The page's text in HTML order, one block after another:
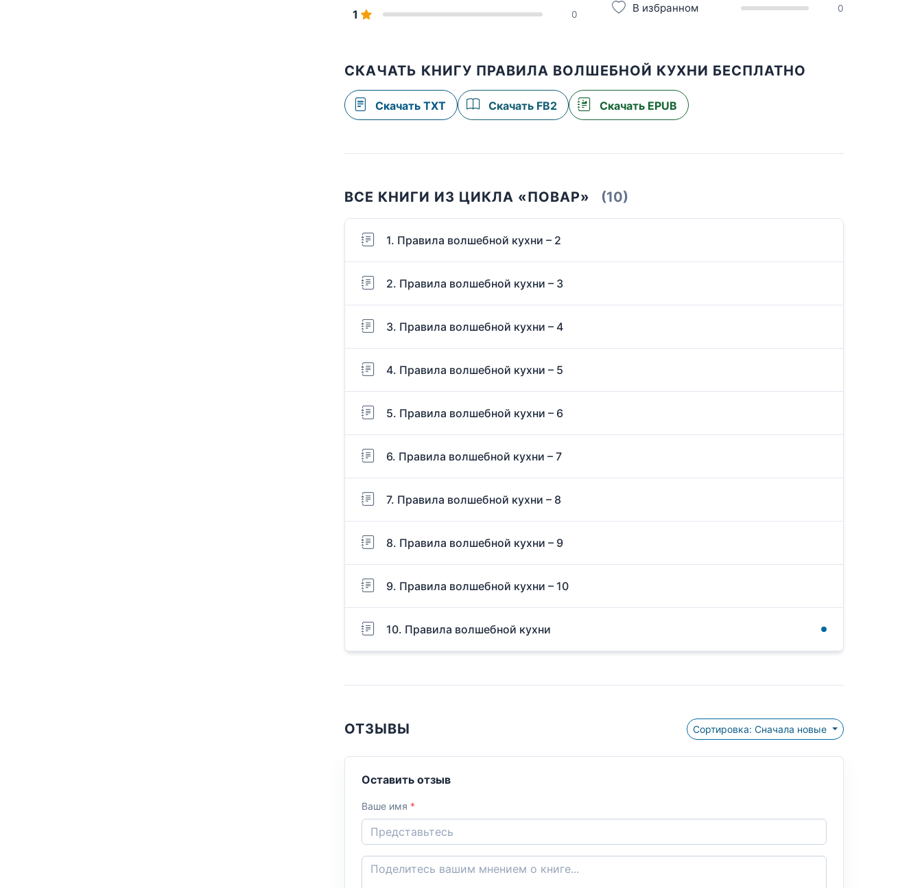
1 0 В избранном 0
СКАЧАТЬ КНИГУ ПРАВИЛА ВОЛШЕБНОЙ КУХНИ БЕСПЛАТНО
Скачать TXT Скачать FB2 Скачать EPUB
ВСЕ КНИГИ ИЗ ЦИКЛА «ПОВАР» (10)
1. Правила волшебной кухни – 2
2. Правила волшебной кухни – 3
3. Правила волшебной кухни – 4
4. Правила волшебной кухни – 5
5. Правила волшебной кухни – 6
6. Правила волшебной кухни – 7
7. Правила волшебной кухни – 8
8. Правила волшебной кухни – 9
9. Правила волшебной кухни – 10
10. Правила волшебной кухни
ОТЗЫВЫ Сортировка: Сначала новые
Оставить отзыв
Ваше имя *